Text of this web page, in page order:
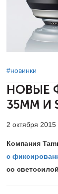
#новинки
НОВЫЕ
35MM И
2 октября 2015
Компания
с
со